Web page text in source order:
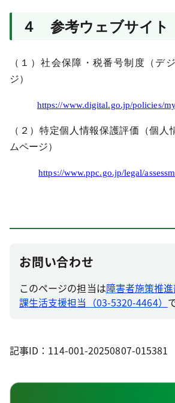
４ 参考ウェブサイト
（１）社会保障・税番号制度（デ
ジ）
https://www.digital.go.jp/policies/
（２）特定個人情報保護評価（個人
ムページ）
https://www.ppc.go.jp/legal/
お問い合わせ
このページの担当は障害者施策推
課生活支援担当（03-5320-4464）
記事ID：114-001-20250807-015381